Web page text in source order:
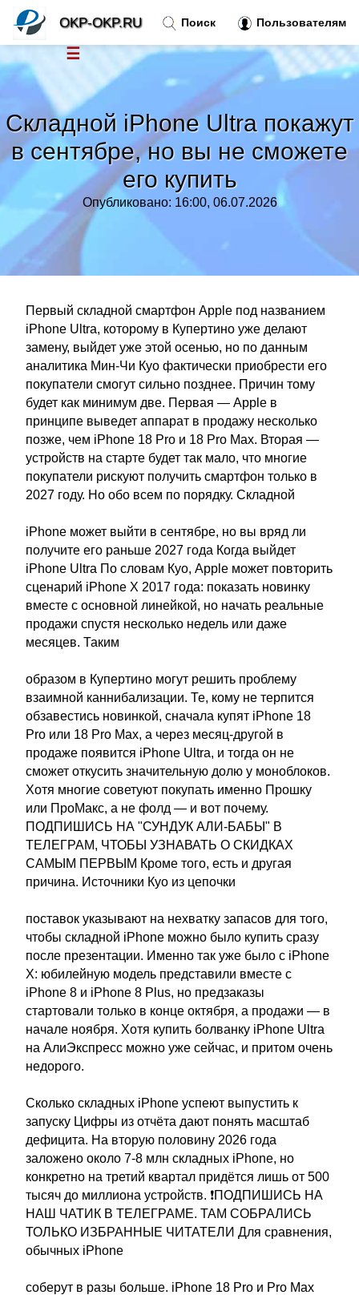
Складной iPhone Ultra покажут
в сентябре, но вы не сможете
его купить
Опубликовано: 16:00, 06.07.2026
Первый складной смартфон Apple под названием
iPhone Ultra, которому в Купертино уже делают
замену, выйдет уже этой осенью, но по данным
аналитика Мин-Чи Куо фактически приобрести его
покупатели смогут сильно позднее. Причин тому
будет как минимум две. Первая — Apple в
принципе выведет аппарат в продажу несколько
позже, чем iPhone 18 Pro и 18 Pro Max. Вторая —
устройств на старте будет так мало, что многие
покупатели рискуют получить смартфон только в
2027 году. Но обо всем по порядку. Складной
iPhone может выйти в сентябре, но вы вряд ли
получите его раньше 2027 года Когда выйдет
iPhone Ultra По словам Куо, Apple может повторить
сценарий iPhone X 2017 года: показать новинку
вместе с основной линейкой, но начать реальные
продажи спустя несколько недель или даже
месяцев. Таким
образом в Купертино могут решить проблему
взаимной каннибализации. Те, кому не терпится
обзавестись новинкой, сначала купят iPhone 18
Pro или 18 Pro Max, а через месяц-другой в
продаже появится iPhone Ultra, и тогда он не
сможет откусить значительную долю у моноблоков.
Хотя многие советуют покупать именно Прошку
или ПроМакс, а не фолд — и вот почему.
ПОДПИШИСЬ НА "СУНДУК АЛИ-БАБЫ" В
ТЕЛЕГРАМ, ЧТОБЫ УЗНАВАТЬ О СКИДКАХ
САМЫМ ПЕРВЫМ Кроме того, есть и другая
причина. Источники Куо из цепочки
поставок указывают на нехватку запасов для того,
чтобы складной iPhone можно было купить сразу
после презентации. Именно так уже было с iPhone
X: юбилейную модель представили вместе с
iPhone 8 и iPhone 8 Plus, но предзаказы
стартовали только в конце октября, а продажи — в
начале ноября. Хотя купить болванку iPhone Ultra
на АлиЭкспресс можно уже сейчас, и притом очень
недорого.
Сколько складных iPhone успеют выпустить к
запуску Цифры из отчёта дают понять масштаб
дефицита. На вторую половину 2026 года
заложено около 7-8 млн складных iPhone, но
конкретно на третий квартал придётся лишь от 500
тысяч до миллиона устройств. ❗ПОДПИШИСЬ НА
НАШ ЧАТИК В ТЕЛЕГРАМЕ. ТАМ СОБРАЛИСЬ
ТОЛЬКО ИЗБРАННЫЕ ЧИТАТЕЛИ Для сравнения,
обычных iPhone
соберут в разы больше. iPhone 18 Pro и Pro Max
Поиск Пользователям
OKP-OKP.RU
☰
Новости
Тренды новостей »
»
Правила »
Контакт»